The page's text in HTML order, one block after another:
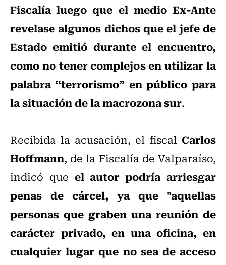
Fiscalía luego que el medio Ex-Ante
revelase algunos dichos que el jefe de
Estado emitió durante el encuentro,
como no tener complejos en utilizar la
palabra “terrorismo” en público para
la situación de la macrozona sur.
Recibida la acusación, el fiscal Carlos
Hoffmann, de la Fiscalía de Valparaíso,
indicó que el autor podría arriesgar
penas de cárcel, ya que "aquellas
personas que graben una reunión de
carácter privado, en una oficina, en
cualquier lugar que no sea de acceso